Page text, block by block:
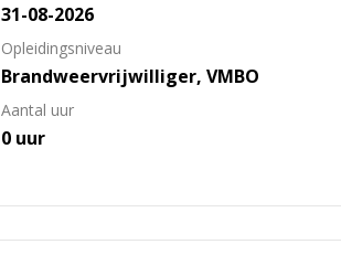
31-08-2026
Opleidingsniveau
Brandweervrijwilliger, VMBO
Aantal uur
0 uur